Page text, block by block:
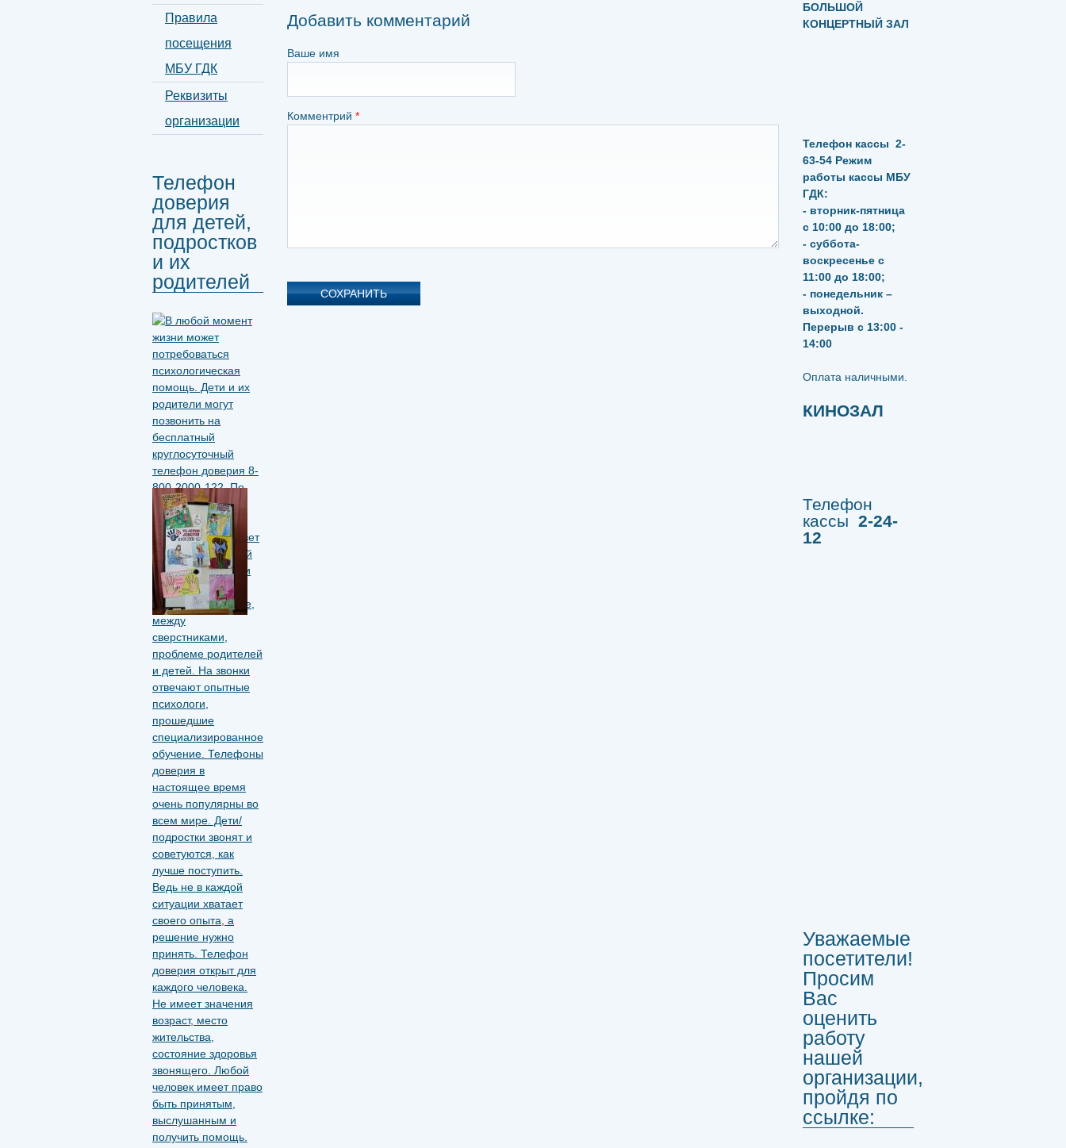
Правила
посещения
МБУ ГДК
Реквизиты
организации
Телефон
доверия
для детей,
подростков
и их
родителей
Добавить комментарий
Ваше имя
Комментрий *
БОЛЬШОЙ
КОНЦЕРТНЫЙ ЗАЛ
Телефон кассы 2-
63-54 Режим
работы кассы МБУ
ГДК:
- вторник-пятница
с 10:00 до 18:00;
- суббота-
воскресенье с
11:00 до 18:00;
- понедельник –
выходной.
Перерыв с 13:00 -
14:00
​​​​​​​Оплата наличными.
КИНОЗАЛ
Телефон
кассы 2-24-
12
Уважаемые
посетители!
Просим
Вас
оценить
работу
нашей
организации,
пройдя по
ссылке: